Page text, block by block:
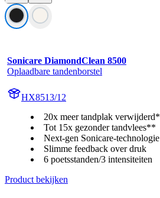
Sonicare DiamondClean 8500
Oplaadbare tandenborstel
HX8513/12
20x meer tandplak verwijderd*
Tot 15x gezonder tandvlees**
Next-gen Sonicare-technologie
Slimme feedback over druk
6 poetsstanden/3 intensiteiten
Product bekijken